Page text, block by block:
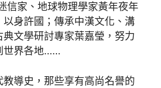
信家、地球物理學家黃年夜年
以身許國；傳承中漢文化、溝
文學研討專家葉嘉瑩，努力
世界各地……
教導史，那些享有高尚名譽的